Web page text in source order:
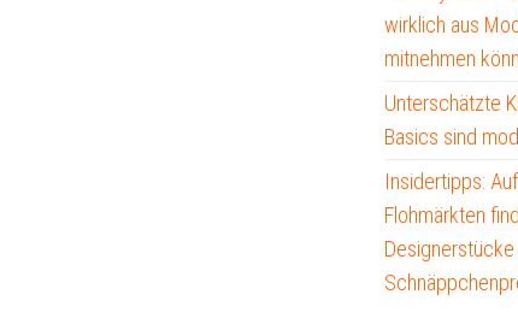
wirklich aus
mitnehmen
Unterschätzte
Basics sind
Insidertipps:
Flohmärkten
Designerstücke